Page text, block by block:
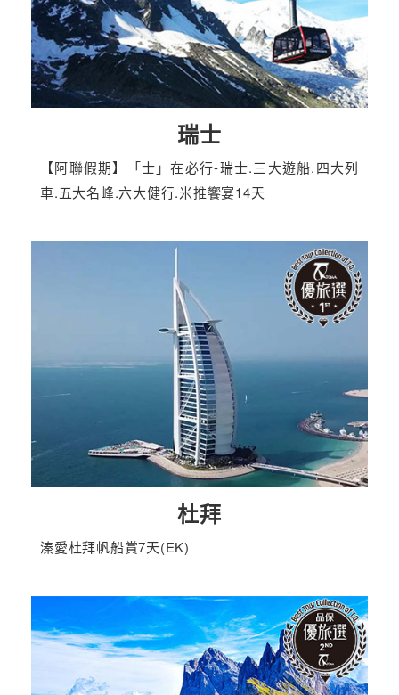
瑞士
【阿聯假期】「士」在必行-瑞士.三大遊船.四大列
車.五大名峰.六大健行.米推饗宴14天
杜拜
溱愛杜拜帆船賞7天(EK)